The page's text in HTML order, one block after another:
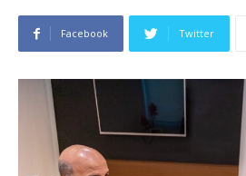
Facebook Twitter